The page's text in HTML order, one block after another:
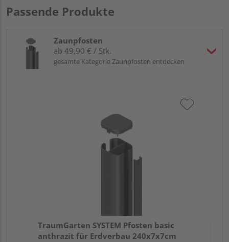
Passende Produkte
Zaunpfosten
ab 49,90 € / Stk.
gesamte Kategorie Zaunpfosten entdecken
TraumGarten SYSTEM Pfosten basic
anthrazit für Erdverbau 240x7x7cm